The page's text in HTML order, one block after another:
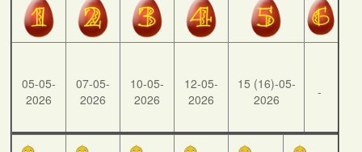
05-05-
2026
07-05-
2026
10-05-
2026
12-05-
2026
15 (16)-05-
2026
-